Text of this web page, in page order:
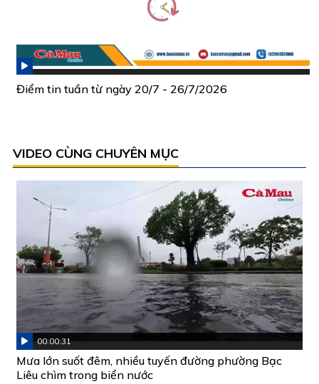
Điểm tin tuần từ ngày 20/7 - 26/7/2026
VIDEO CÙNG CHUYÊN MỤC
00:00:31
Mưa lớn suốt đêm, nhiều tuyến đường phường Bạc
Liêu chìm trong biển nước